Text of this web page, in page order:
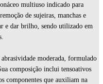
multiuso indicado para
de sujeiras, manchas e
e dar brilho, sendo utilizado em
moderada, formulado
composição inclui tensoativos
componentes que auxiliam na